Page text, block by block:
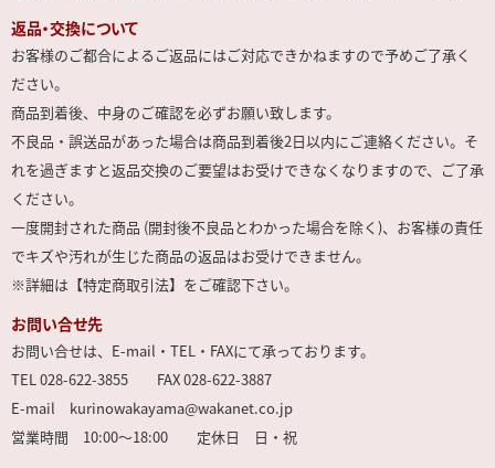
返品・交換について
お客様のご都合によるご返品にはご対応できかねますので予めご了承く
ださい。
商品到着後、中身のご確認を必ずお願い致します。
不良品・誤送品があった場合は商品到着後2日以内にご連絡ください。そ
れを過ぎますと返品交換のご要望はお受けできなくなりますので、ご了承
ください。
一度開封された商品 (開封後不良品とわかった場合を除く)、お客様の責任
でキズや汚れが生じた商品の返品はお受けできません。
※詳細は【特定商取引法】をご確認下さい。
お問い合せ先
お問い合せは、E-mail・TEL・FAXにて承っております。
TEL 028-622-3855 FAX 028-622-3887
E-mail kurinowakayama@wakanet.co.jp
営業時間 10:00～18:00 定休日 日・祝